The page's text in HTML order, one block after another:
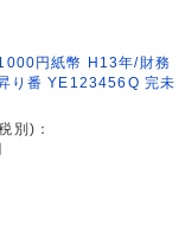
円紙幣 H13年/財務
り番 YE123456Q 完未
別)：